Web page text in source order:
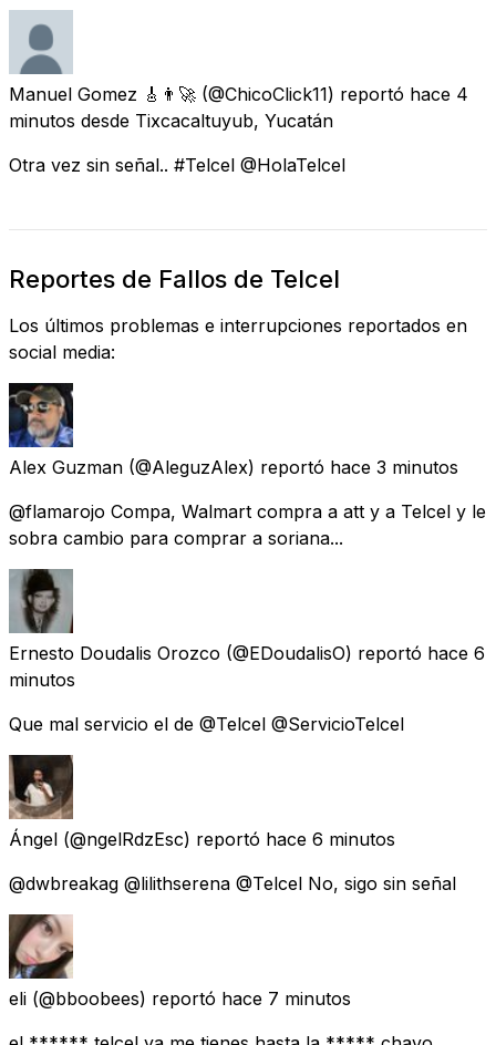
Manuel Gomez 🎸👨‍🚀 (@ChicoClick11) reportó hace 4
minutos desde Tixcacaltuyub, Yucatán
Otra vez sin señal.. #Telcel @HolaTelcel
Reportes de Fallos de Telcel
Los últimos problemas e interrupciones reportados en
social media:
Alex Guzman (@AleguzAlex) reportó hace 3 minutos
@flamarojo Compa, Walmart compra a att y a Telcel y le
sobra cambio para comprar a soriana...
Ernesto Doudalis Orozco (@EDoudalisO) reportó hace 6
minutos
Que mal servicio el de @Telcel @ServicioTelcel
Ángel (@ngelRdzEsc) reportó hace 6 minutos
@dwbreakag @lilithserena @Telcel No, sigo sin señal
eli (@bboobees) reportó hace 7 minutos